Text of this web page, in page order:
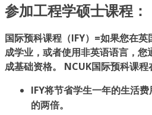
参加工程学硕士课程：
国际预科课程（IFY）=如果您在
成学业，或者使用非英语语言，
成基础资格。 NCUK国际预科课
IFY将节省学生一年的生活
的两倍。